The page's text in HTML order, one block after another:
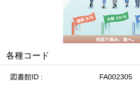
各種コード
図書館ID
FA002305